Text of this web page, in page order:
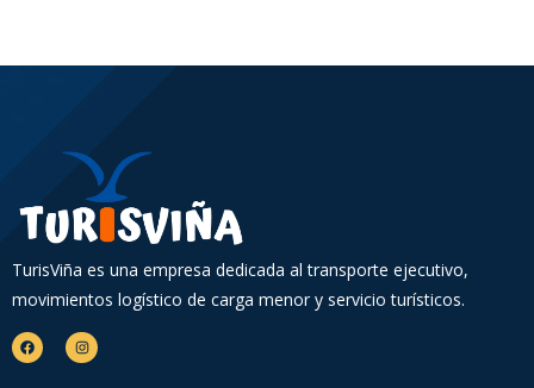
TurisViña es una empresa dedicada al transporte ejecutivo,
movimientos logístico de carga menor y servicio turísticos.